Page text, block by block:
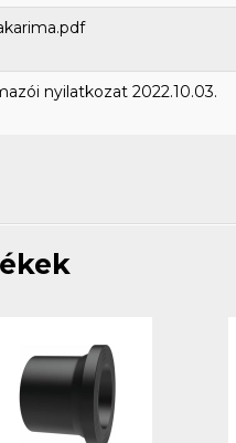
nyilatkozat 2022.10.03.